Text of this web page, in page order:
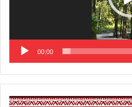
00:00
Video